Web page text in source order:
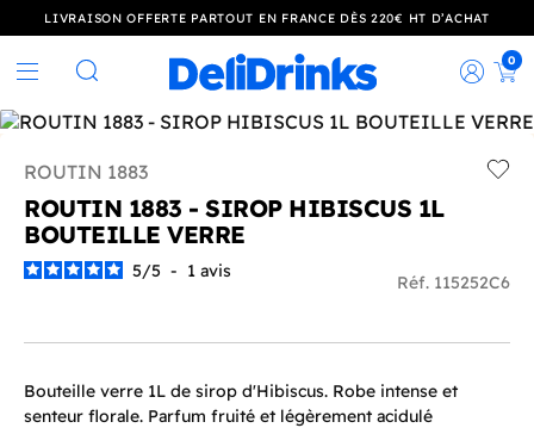
LIVRAISON OFFERTE PARTOUT EN FRANCE DÈS 220€ HT D’ACHAT
Rechercher
0
ROUTIN 1883
ROUTIN 1883 - SIROP HIBISCUS 1L
BOUTEILLE VERRE
5/5 - 1 avis
Réf. 115252C6
Bouteille verre 1L de sirop d'Hibiscus. Robe intense et
senteur florale. Parfum fruité et légèrement acidulé